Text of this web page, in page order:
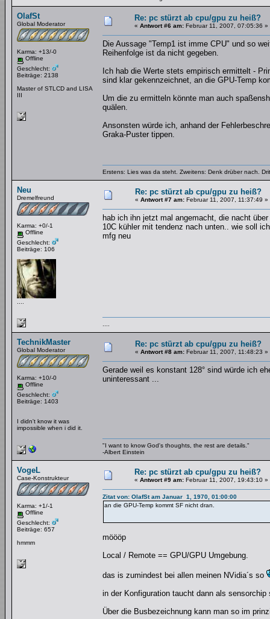
OlafSt
Global Moderator
Karma: +13/-0
Offline
Geschlecht:
Beiträge: 2138
Master of STLCD and LISA
III
Re: pc stürzt ab cpu/gpu zu heiß?
« Antwort #6 am: Februar 11, 2007, 07:05:36 »
Die Aussage "Temp1 ist imme CPU" und so
Reihenfolge ist da nicht gegeben.
Ich hab die Werte stets empirisch ermittelt -
sind klar gekennzeichnet, an die GPU-Temp
Um die zu ermitteln könnte man auch
quälen.
Ansonsten würde ich, anhand der
Graka-Puster tippen.
Erstens: Lies was da steht. Zweitens: Denk drüber nach.
Neu
Dremelfreund
Karma: +0/-1
Offline
Geschlecht:
Beiträge: 106
Re: pc stürzt ab cpu/gpu zu heiß?
« Antwort #7 am: Februar 11, 2007, 11:37:49 »
hab ich ihn jetzt mal angemacht, die nacht
10C kühler mit tendenz nach unten.. wie soll
mfg neu
TechnikMaster
Global Moderator
Karma: +10/-0
Offline
Geschlecht:
Beiträge: 1403
I didn't know it was
impossible when i did it.
Re: pc stürzt ab cpu/gpu zu heiß?
« Antwort #8 am: Februar 11, 2007, 11:48:23 »
Gerade weil es konstant 128° sind würde ich
uninteressant ...
"I want to know God's thoughts, the rest are details."
-Albert Einstein
VogeL
Case-Konstrukteur
Karma: +1/-1
Offline
Geschlecht:
Beiträge: 657
hmmm
Re: pc stürzt ab cpu/gpu zu heiß?
« Antwort #9 am: Februar 11, 2007, 19:43:10 »
Zitat von: OlafSt am Januar 1, 1970, 01:00:00
an die GPU-Temp kommt SF nicht dran.
möööp
Local / Remote == GPU/GPU Umgebung.
das is zumindest bei allen meinen NVidia´s so
in der Konfiguration taucht dann als
Über die Busbezeichnung kann man so im